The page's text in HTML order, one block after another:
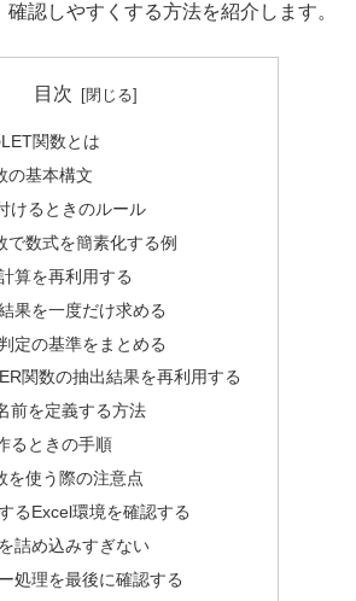
認しやすくする方法を紹介します。
目次
関数とは
の基本構文
けるときのルール
で数式を簡素化する例
算を再利用する
果を一度だけ求める
定の基準をまとめる
関数の抽出結果を再利用する
前を定義する方法
るときの手順
を使う際の注意点
るExcel環境を確認する
詰め込みすぎない
処理を最後に確認する